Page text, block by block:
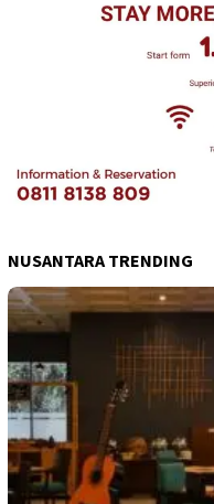
NUSANTARA TRENDING